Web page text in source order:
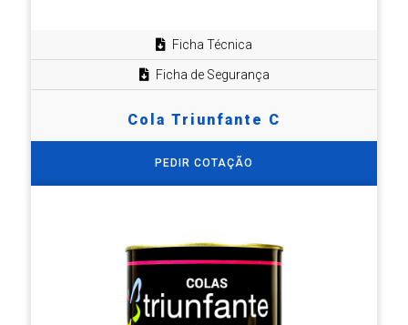
Ficha Técnica
Ficha de Segurança
Cola Triunfante C
PEDIR COTAÇÃO